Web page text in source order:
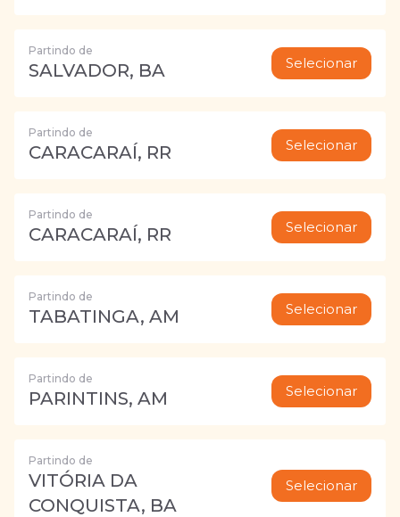
Partindo de
SALVADOR, BA Selecionar
Partindo de
CARACARAÍ, RR Selecionar
Partindo de
CARACARAÍ, RR Selecionar
Partindo de
TABATINGA, AM Selecionar
Partindo de
PARINTINS, AM Selecionar
Partindo de
VITÓRIA DA
CONQUISTA, BA
Selecionar